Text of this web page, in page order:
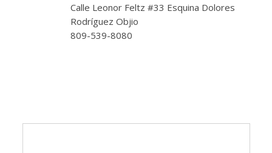
Calle Leonor Feltz #33 Esquina Dolores
Rodríguez Objio
809-539-8080